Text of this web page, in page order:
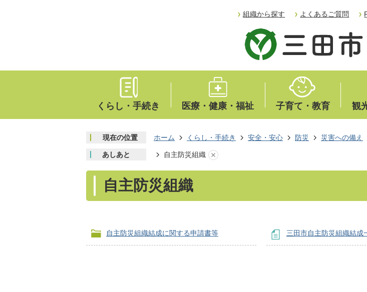
組織から探す よくあるご質問
くらし・手続き 医療・健康・福祉 子育て・教育 観
現在の位置 ホーム くらし・手続き 安全・安心 防災 災害への備え
あしあと 自主防災組織
自主防災組織
自主防災組織結成に関する申請書等 三田市自主防災組織結成